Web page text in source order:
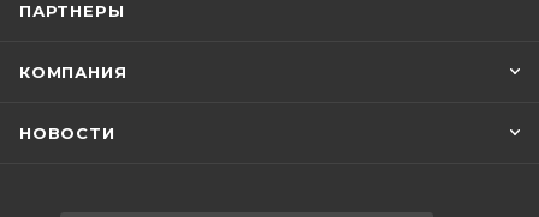
ПАРТНЕРЫ
КОМПАНИЯ
НОВОСТИ